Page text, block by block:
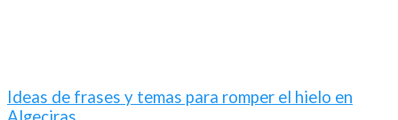
Ideas de frases y temas para romper el hielo en
Algeciras